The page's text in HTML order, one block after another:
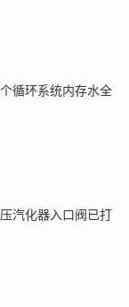
循环系统内存水全
汽化器入口阀已打